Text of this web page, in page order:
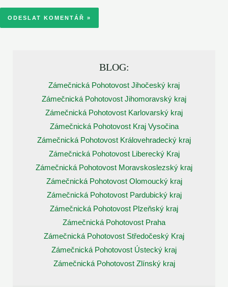
BLOG:
Zámečnická Pohotovost Jihočeský kraj
Zámečnická Pohotovost Jihomoravský kraj
Zámečnická Pohotovost Karlovarský kraj
Zámečnická Pohotovost Kraj Vysočina
Zámečnická Pohotovost Královehradecký kraj
Zámečnická Pohotovost Liberecký Kraj
Zámečnická Pohotovost Moravskoslezský kraj
Zámečnická Pohotovost Olomoucký kraj
Zámečnická Pohotovost Pardubický kraj
Zámečnická Pohotovost Plzeňský kraj
Zámečnická Pohotovost Praha
Zámečnická Pohotovost Středočeský Kraj
Zámečnická Pohotovost Ústecký kraj
Zámečnická Pohotovost Zlínský kraj